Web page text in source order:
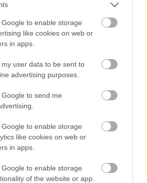
to enable storage
like cookies on web or
in apps.
user data to be sent to
advertising purposes.
to send me
to enable storage
like cookies on web or
in apps.
to enable storage
of the website or app.